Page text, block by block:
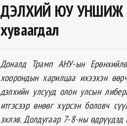
ДЭЛХИЙ ЮУ УНШИЖ
хуваагдал
Доналд Трамп АНУ-ын
хоорондын харилцаа ихээхэн
дэлхийн улсууд олон улсын
итгэсээр өнөөг хүрсэн боловч
эхлэв. Долдугаар 7-8-ны